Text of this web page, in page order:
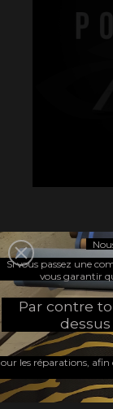
Palmes
Si vous passez une
vous garantir
Par contre
les réparations,